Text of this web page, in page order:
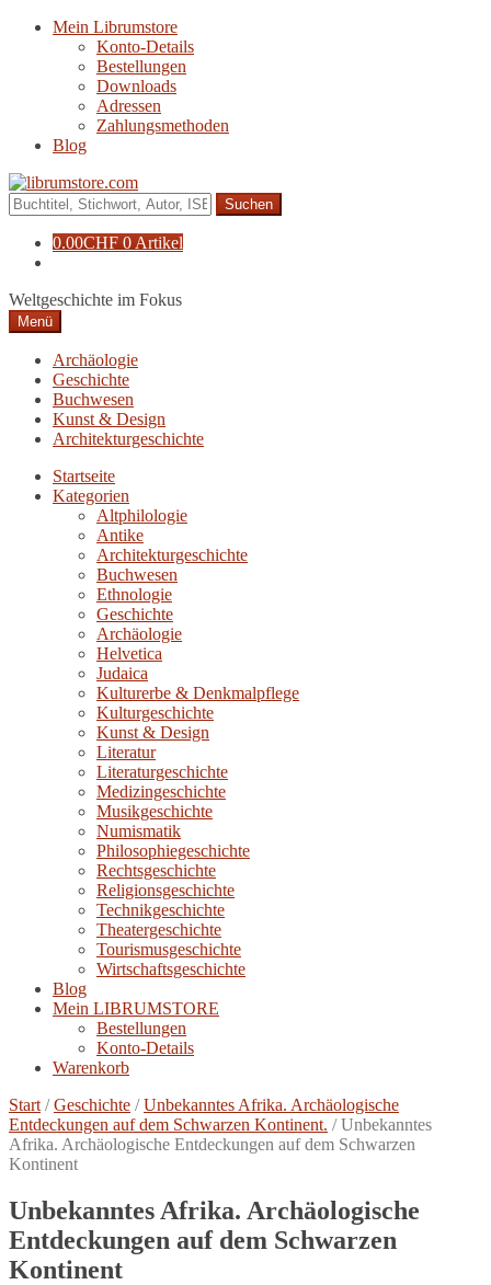
Navigation
Zum
Mein Librumstore
Konto-Details
Bestellungen
Downloads
Adressen
Zahlungsmethoden
Blog
Suche
nach:
0.00CHF 0 Artikel
Weltgeschichte im Fokus
Menü
Archäologie
Geschichte
Buchwesen
Kunst & Design
Architekturgeschichte
Startseite
Kategorien
Altphilologie
Antike
Architekturgeschichte
Buchwesen
Ethnologie
Geschichte
Archäologie
Helvetica
Judaica
Kulturerbe & Denkmalpflege
Kulturgeschichte
Kunst & Design
Literatur
Literaturgeschichte
Medizingeschichte
Musikgeschichte
Numismatik
Philosophiegeschichte
Rechtsgeschichte
Religionsgeschichte
Technikgeschichte
Theatergeschichte
Tourismusgeschichte
Wirtschaftsgeschichte
Blog
Mein LIBRUMSTORE
Bestellungen
Konto-Details
Warenkorb
Start /Geschichte /Unbekanntes Afrika. Archäologische
Entdeckungen auf dem Schwarzen Kontinent. /Unbekanntes
Afrika. Archäologische Entdeckungen auf dem Schwarzen
Kontinent
Unbekanntes Afrika. Archäologische
Entdeckungen auf dem Schwarzen
Kontinent